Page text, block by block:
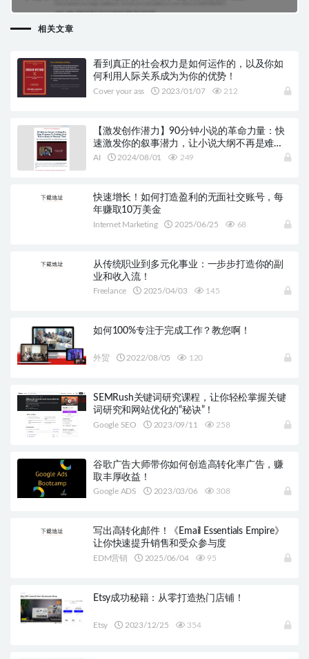
相关文章
看到真正的社会权力是如何运作的，以及你如
何利用人际关系成为为你的优势！
Cover your ass 2023/01/07 212
【激发创作潜力】90分钟小说的革命力量：快
速激发你的叙事潜力，让小说大纲不再是难
题！
AI 2024/08/01 249
快速增长！如何打造盈利的无面社交账号，每
年赚取10万美金
Internet Marketing 2025/06/25 68
从传统职业到多元化事业：一步步打造你的副
业和收入流！
Freelance 2025/04/03 145
如何100%专注于完成工作？教您啊！
外贸 2022/08/05 120
SEMRush关键词研究课程，让你轻松掌握关键
词研究和网站优化的“秘诀”！
Google SEO 2023/09/11 258
谷歌广告大师带你如何创造高转化率广告，赚
取丰厚收益！
Google ADS 2023/03/06 308
写出高转化邮件！《Email Essentials Empire》
让你快速提升销售和受众参与度
EDM营销 2025/06/04 95
Etsy成功秘籍：从零打造热门店铺！
Etsy 2023/12/25 354